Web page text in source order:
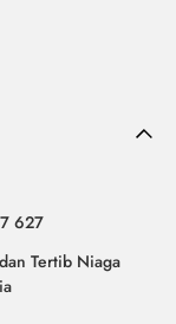
627
Tertib Niaga